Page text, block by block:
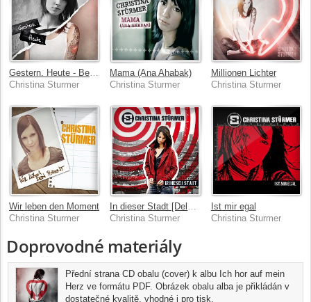
Christina Sturmer
Mama (Ana Ahabak)
Christina Sturmer
Millionen Lichter
Christina Sturmer
Wir leben den Moment
Christina Sturmer
In dieser Stadt [Deluxe Version]
Christina Sturmer
Ist mir egal
Christina Sturmer
Doprovodné materiály
Přední strana CD obalu (cover) k albu Ich hor auf mein
Herz ve formátu PDF. Obrázek obalu alba je přikládán v
dostatečné kvalitě, vhodné i pro tisk.